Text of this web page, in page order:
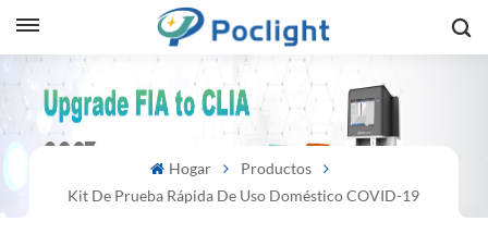
Hogar
Productos
Kit De Prueba Rápida De Uso Doméstico COVID-19